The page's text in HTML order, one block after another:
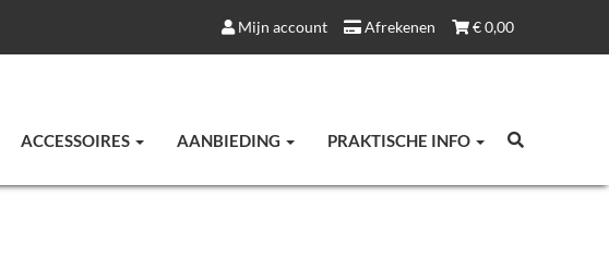
€0,00
Afrekenen
Mijn account
ACCESSOIRES AANBIEDING PRAKTISCHE INFO